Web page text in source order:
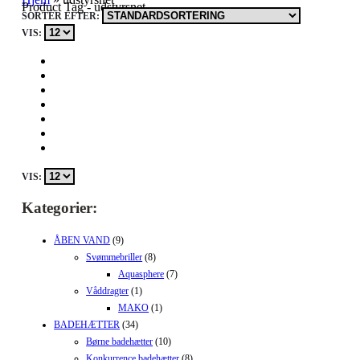
Product Tag - udstyrsnet
SORTÉR EFTER:
VIS:
VIS:
Kategorier:
ÅBEN VAND (9)
Svømmebriller (8)
Aquasphere (7)
Våddragter (1)
MAKO (1)
BADEHÆTTER (34)
Børne badehætter (10)